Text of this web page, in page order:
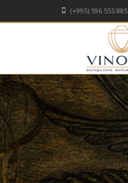
(+995) 596 555 885